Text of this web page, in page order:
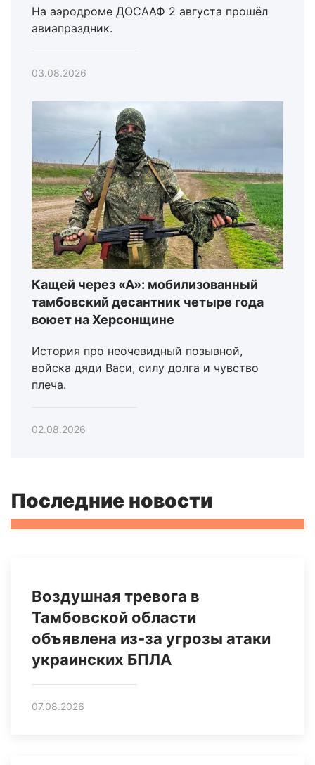
На аэродроме ДОСААФ 2 августа прошёл
авиапраздник.
03.08.2026
Кащей через «А»: мобилизованный
тамбовский десантник четыре года
воюет на Херсонщине
История про неочевидный позывной,
войска дяди Васи, силу долга и чувство
плеча.
02.08.2026
Последние новости
Воздушная тревога в
Тамбовской области
объявлена из-за угрозы атаки
украинских БПЛА
07.08.2026